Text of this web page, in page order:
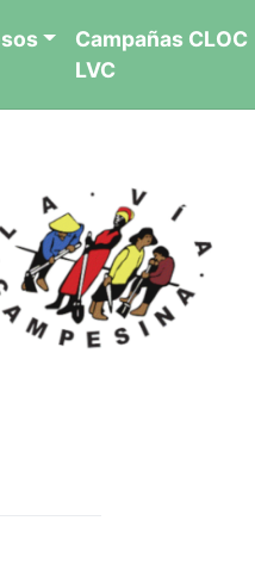
Campañas CLOC
LVC